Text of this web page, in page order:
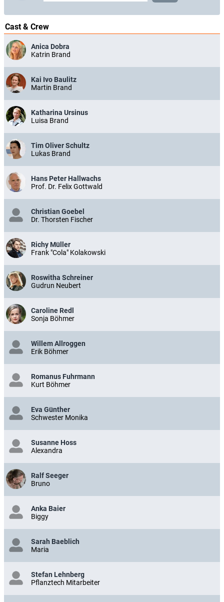
Cast & Crew
Anica Dobra
Katrin Brand
Kai Ivo Baulitz
Martin Brand
Katharina Ursinus
Luisa Brand
Tim Oliver Schultz
Lukas Brand
Hans Peter Hallwachs
Prof. Dr. Felix Gottwald
Christian Goebel
Dr. Thorsten Fischer
Richy Müller
Frank "Cola" Kolakowski
Roswitha Schreiner
Gudrun Neubert
Caroline Redl
Sonja Böhmer
Willem Allroggen
Erik Böhmer
Romanus Fuhrmann
Kurt Böhmer
Eva Günther
Schwester Monika
Susanne Hoss
Alexandra
Ralf Seeger
Bruno
Anka Baier
Biggy
Sarah Baeblich
Maria
Stefan Lehnberg
Pflanztech Mitarbeiter